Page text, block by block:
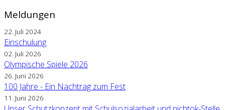
Meldungen
22. Juli 2024
Einschulung
02. Juli 2026
Olympische Spiele 2026
26. Juni 2026
100 Jahre - Ein Nachtrag zum Fest
11. Juni 2026